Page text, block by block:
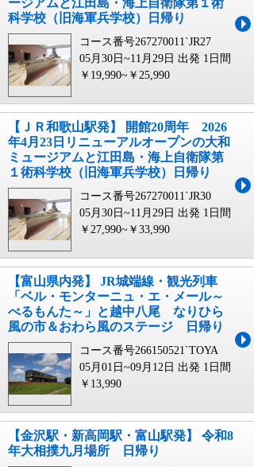
ージアムと江田島・海上自衛隊第１術
科学校（旧海軍兵学校）日帰り
コース番号267270011`JR27
05月30日~11月29日 出発 1日間
￥19,990~￥25,990
【ＪＲ和歌山駅発】 開館20周年 2026
年4月23日リニューアルオープンの大和
ミュージアムと江田島・海上自衛隊第
１術科学校（旧海軍兵学校）日帰り
コース番号267270011`JR30
05月30日~11月29日 出発 1日間
￥27,990~￥33,990
【富山県内発】 JR城端線・観光列車
「ベル・モンターニュ・エ・メール～
べるもんた～」と越中八尾 なりひら
風の市＆おわら風のステージ 日帰り
コース番号266150521`TOYA
05月01日~09月12日 出発 1日間
￥13,990
【金沢駅・新高岡駅・富山駅発】 令和8
年大相撲九月場所 日帰り